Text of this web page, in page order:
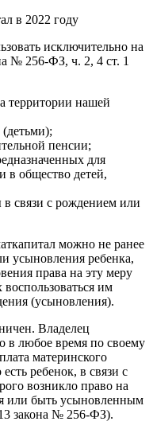
в 2022 году
исключительно на
№ 256-ФЗ, ч. 2, 4 ст. 1
территории нашей
(детьми);
пенсии;
для
в общество детей,
связи с рождением или
можно не ранее
усыновления ребенка,
права на эту меру
им
(усыновления).
Владелец
в любое время по своему
материнского
ребенок, в связи с
возникло право на
или быть усыновленным
закона № 256-ФЗ).